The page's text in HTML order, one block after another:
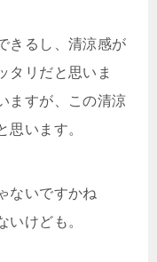
きるし、清涼感が
タリだと思いま
ますが、この清涼
思います。
ないですかね
いけども。